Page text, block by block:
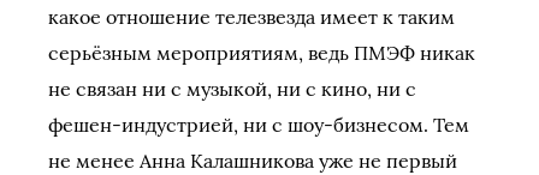
какое отношение телезвезда имеет к таким
серьёзным мероприятиям, ведь ПМЭФ никак
не связан ни с музыкой, ни с кино, ни с
фешен-индустрией, ни с шоу-бизнесом. Тем
не менее Анна Калашникова уже не первый